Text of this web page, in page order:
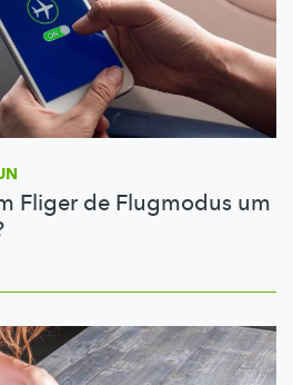
Fliger de Flugmodus um